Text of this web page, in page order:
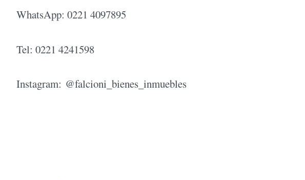
WhatsApp: 0221 4097895
Tel: 0221 4241598
Instagram: @falcioni_bienes_inmuebles